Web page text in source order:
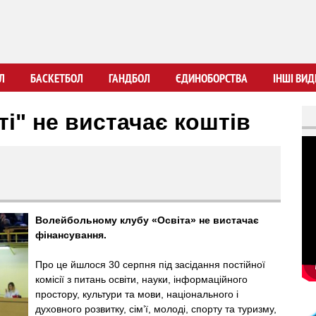
вмісту
БАСКЕТБОЛ ГАНДБОЛ ЄДИНОБОРСТВА ІНШІ
не вистачає коштів
Волейбольному клубу «Освіта» не вистачає
фінансування.
Про це йшлося 30 серпня під засідання постійної
комісії з питань освіти, науки, інформаційного
простору, культури та мови, національного і
духовного розвитку, сім’ї, молоді, спорту та туризму,